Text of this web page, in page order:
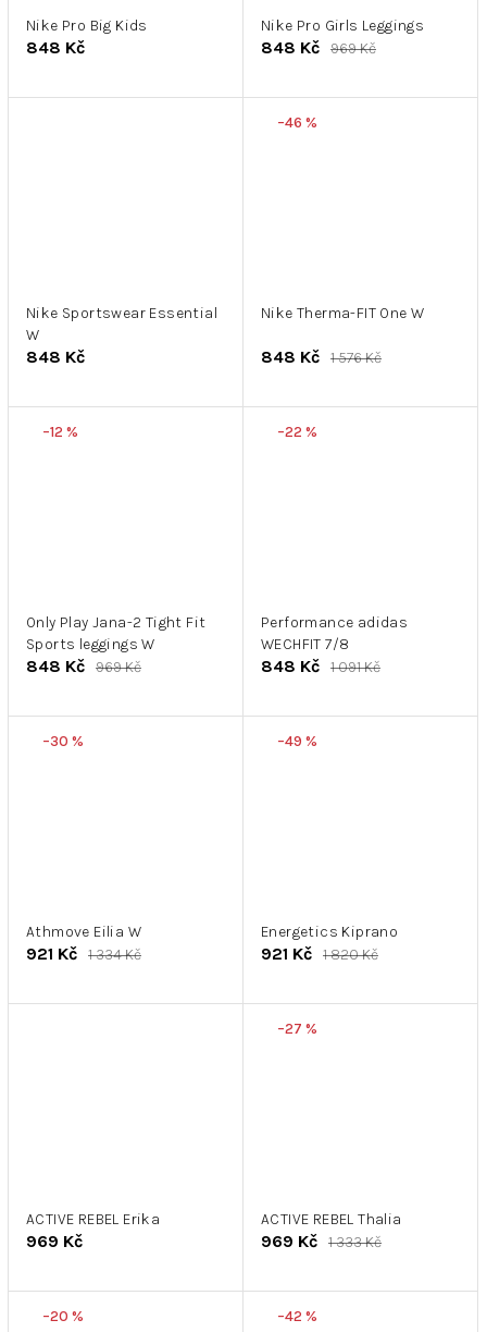
Nike Pro Big Kids
848 Kč
Nike Pro Girls Leggings
848 Kč 969 Kč
Nike Sportswear Essential
W
848 Kč
–46 %
Nike Therma-FIT One W
848 Kč 1 576 Kč
–12 %
Only Play Jana-2 Tight Fit
Sports leggings W
848 Kč 969 Kč
–22 %
Performance adidas
WECHFIT 7/8
848 Kč 1 091 Kč
–30 %
Athmove Eilia W
921 Kč 1 334 Kč
–49 %
Energetics Kiprano
921 Kč 1 820 Kč
ACTIVE REBEL Erika
969 Kč
–27 %
ACTIVE REBEL Thalia
969 Kč 1 333 Kč
–20 % –42 %